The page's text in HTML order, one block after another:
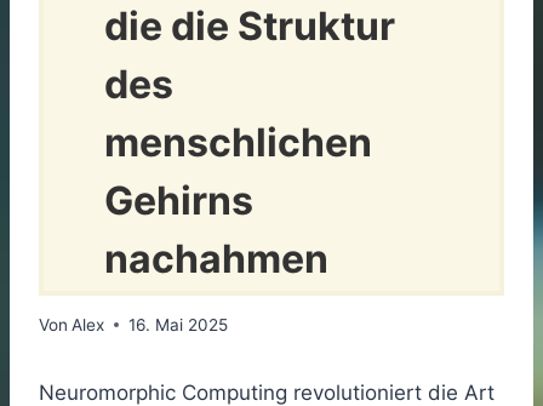
die die Struktur
des
menschlichen
Gehirns
nachahmen
Von Alex 16. Mai 2025
Neuromorphic Computing revolutioniert die Art